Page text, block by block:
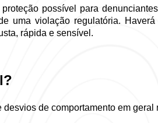
possível para
uma violação regulatória.
rápida e sensível.
de comportamento em